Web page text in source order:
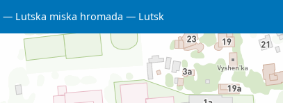
Lutska miska hromada Lutsk